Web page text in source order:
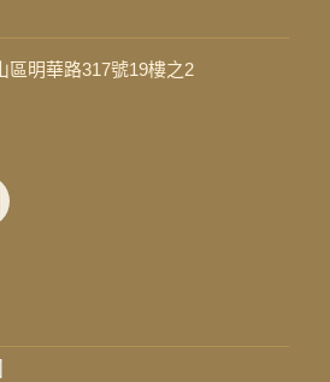
區明華路317號19樓之2